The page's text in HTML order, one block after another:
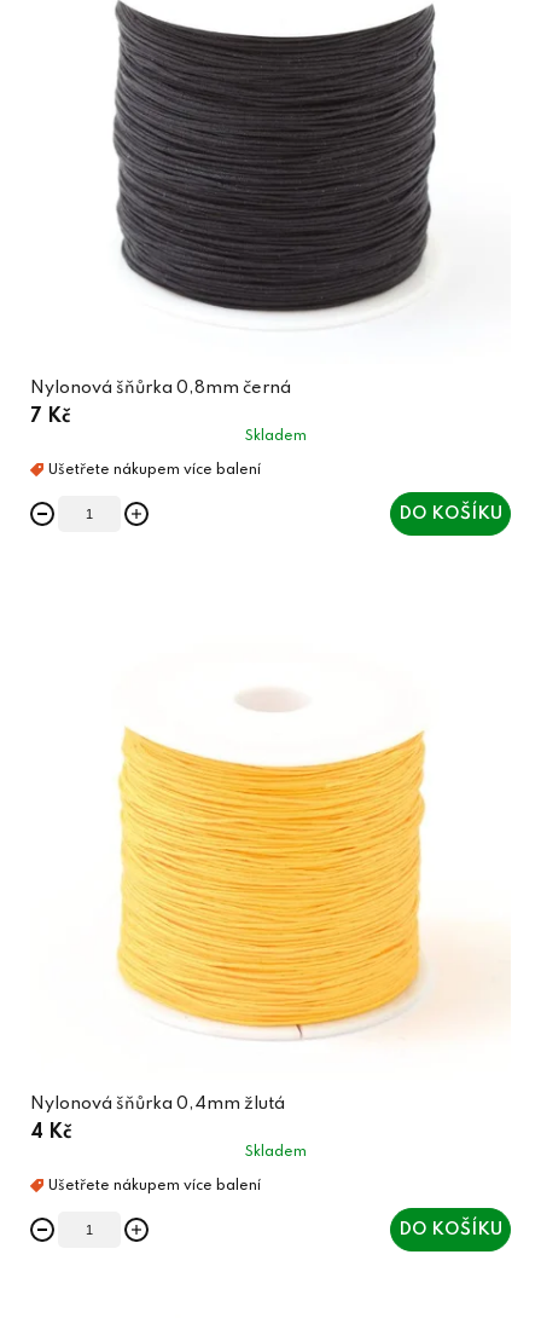
Nylonová šňůrka 0,8mm černá
7 Kč
Skladem
DO KOŠÍKU
Nylonová šňůrka 0,4mm žlutá
4 Kč
Skladem
DO KOŠÍKU